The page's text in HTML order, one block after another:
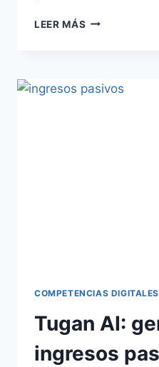
LEER MÁS
COMPETENCIAS DIGITALES
Tugan AI:
ingresos